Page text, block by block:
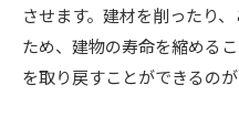
させます。建材を削ったり
ため、建物の寿命を縮める
を取り戻すことができるのが
0120-588-766